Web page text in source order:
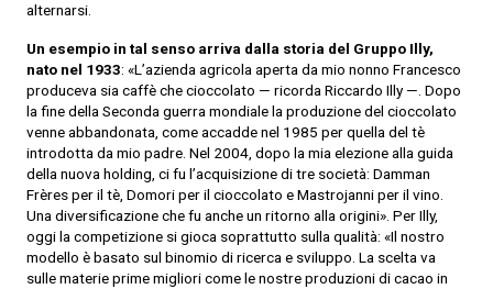
alternarsi.
Un esempio in tal senso arriva dalla storia del Gruppo Illy,
nato nel 1933: «L’azienda agricola aperta da mio nonno Francesco
produceva sia caffè che cioccolato — ricorda Riccardo Illy —. Dopo
la fine della Seconda guerra mondiale la produzione del cioccolato
venne abbandonata, come accadde nel 1985 per quella del tè
introdotta da mio padre. Nel 2004, dopo la mia elezione alla guida
della nuova holding, ci fu l’acquisizione di tre società: Damman
Frères per il tè, Domori per il cioccolato e Mastrojanni per il vino.
Una diversificazione che fu anche un ritorno alla origini». Per Illy,
oggi la competizione si gioca soprattutto sulla qualità: «Il nostro
modello è basato sul binomio di ricerca e sviluppo. La scelta va
sulle materie prime migliori come le nostre produzioni di cacao in